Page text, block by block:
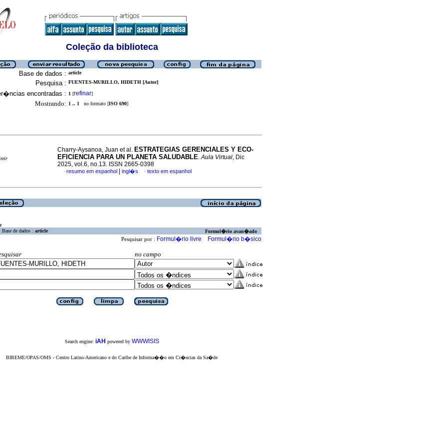
Coleção da biblioteca
Base de dados : article
Pesquisa : FUENTES-MURILLO, HIDETH [Autor]
encontradas : 1 [refinar]
Mostrando: 1 .. 1 no formato [ISO 690]
Charry-Aysanoa, Juan et al. ESTRATEGIAS GERENCIALES Y ECO-
EFICIENCIA PARA UN PLANETA SALUDABLE.Aula Virtual, Dic
2025, vol.6, no.13. ISSN 2665-0398
· resumo em espanhol ingl�s · texto em espanhol
Base de dados : article Formul�rio avan�ado
Pesquisar por : Formul�rio livre Formul�rio b�sico
no campo
Search engine: iAH powered by WWWISIS
BIREME/OPAS/OMS - Centro Latino-Americano e do Caribe de Informa��o em Ci�ncias da Sa�de